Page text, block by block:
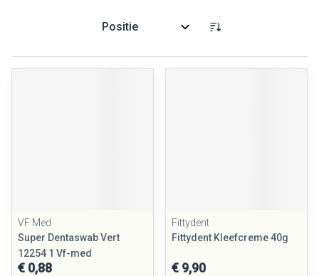
Sorteer op:
VF Med
Super Dentaswab Vert
12254 1 Vf-med
€ 0,88
Fittydent
Fittydent Kleefcreme 40g
€ 9,90